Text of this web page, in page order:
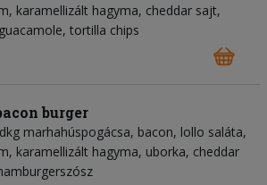
karamellizált hagyma, cheddar sajt,
tortilla chips
burger
marhahúspogácsa, bacon, lollo saláta,
karamellizált hagyma, uborka, cheddar